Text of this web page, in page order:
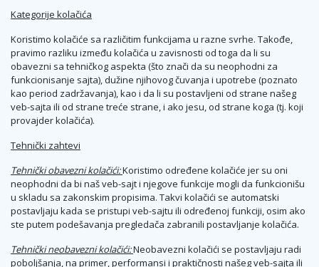
Kategorije kolačića
Koristimo kolačiće sa različitim funkcijama u razne svrhe. Takođe,
pravimo razliku između kolačića u zavisnosti od toga da li su
obavezni sa tehničkog aspekta (što znači da su neophodni za
funkcionisanje sajta), dužine njihovog čuvanja i upotrebe (poznato
kao period zadržavanja), kao i da li su postavljeni od strane našeg
veb-sajta ili od strane treće strane, i ako jesu, od strane koga (tj. koji
provajder kolačića).
Tehnički zahtevi
Tehnički obavezni kolačići:Koristimo određene kolačiće jer su oni
neophodni da bi naš veb-sajt i njegove funkcije mogli da funkcionišu
u skladu sa zakonskim propisima. Takvi kolačići se automatski
postavljaju kada se pristupi veb-sajtu ili određenoj funkciji, osim ako
ste putem podešavanja pregledača zabranili postavljanje kolačića.
Tehnički neobavezni kolačići:Neobavezni kolačići se postavljaju radi
poboljšanja, na primer, performansi i praktičnosti našeg veb-sajta ili